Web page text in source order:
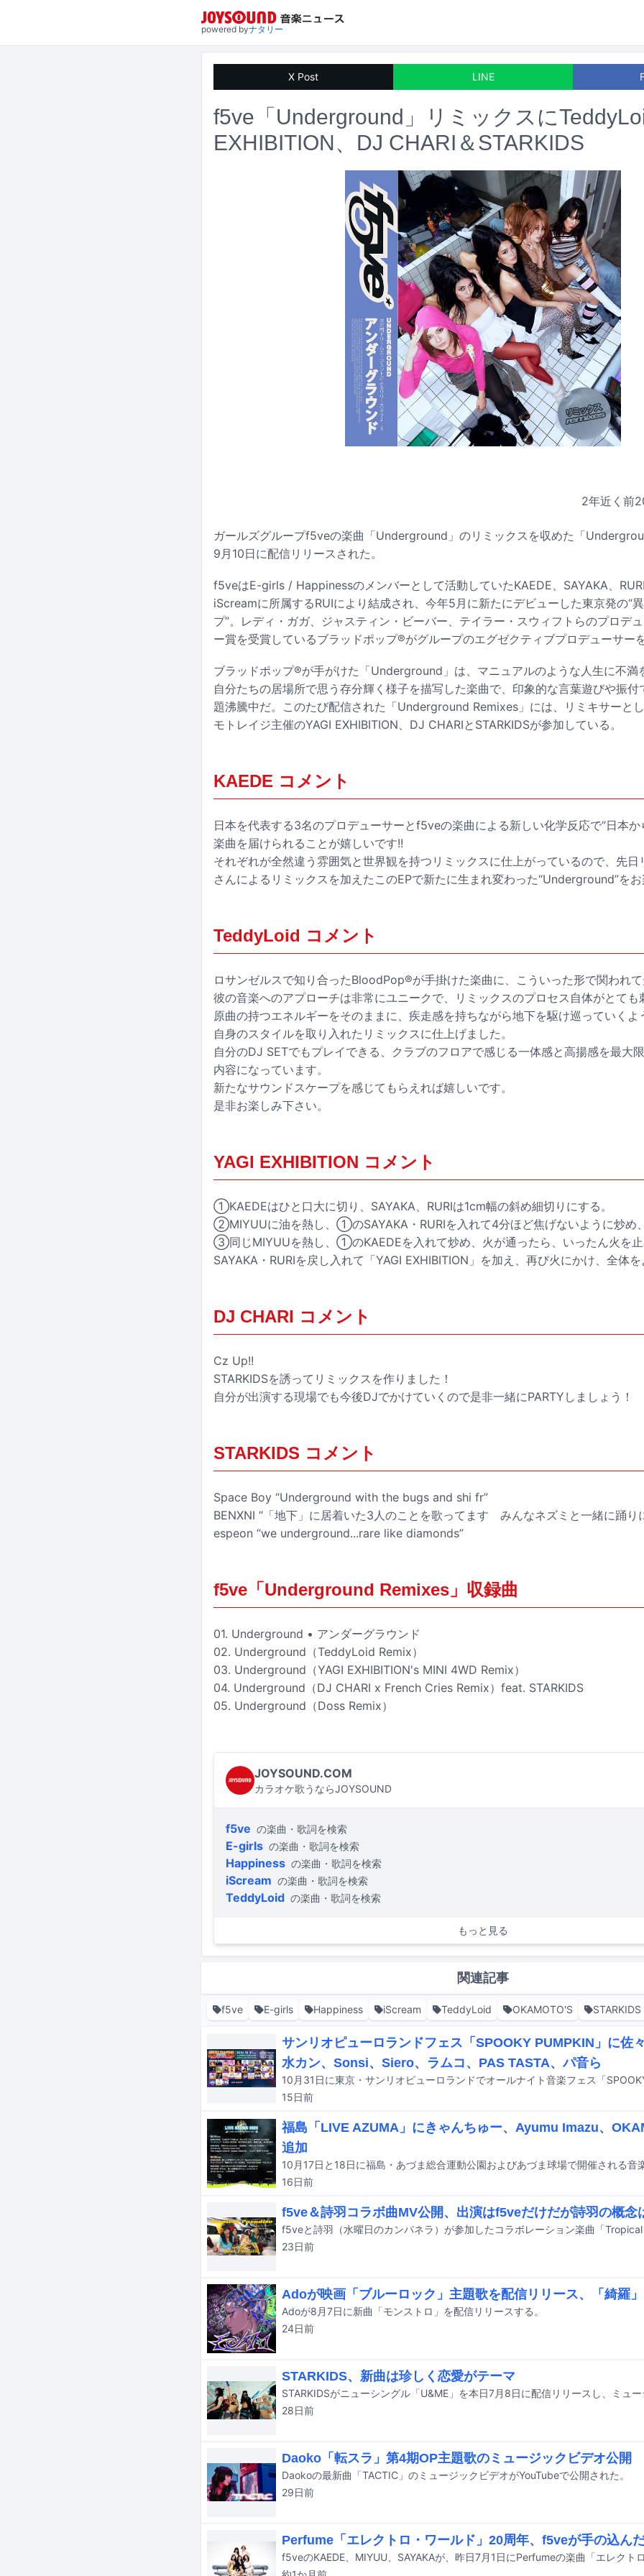
powered byナタリー
X Post LINE
f5ve「Underground」リミックスに
EXHIBITION、DJ CHARI＆STARKIDS
2年近く前
ガールズグループf5veの楽曲「Underground」のリミックスを収めた「
9月10日に配信リリースされた。
f5veはE-girls / Happinessのメンバーとして活動していたKAEDE、SAYAKA、
iScreamに所属するRUIにより結成され、今年5月に新たにデビューした東京発の“
プ”。レディ・ガガ、ジャスティン・ビーバー、テイラー・スウィフトらのプロデ
ー賞を受賞しているブラッドポップ®がグループのエグゼクティブプロデューサー
ブラッドポップ®が手がけた「Underground」は、マニュアルのような人生に不満
自分たちの居場所で思う存分輝く様子を描写した楽曲で、印象的な言葉遊びや振
題沸騰中だ。このたび配信された「Underground Remixes」には、リミキサーと
モトレイジ主催のYAGI EXHIBITION、DJ CHARIとSTARKIDSが参加している。
KAEDE コメント
日本を代表する3名のプロデューサーとf5veの楽曲による新しい化学反応で“日本か
楽曲を届けられることが嬉しいです!!
それぞれが全然違う雰囲気と世界観を持つリミックスに仕上がっているので、先
さんによるリミックスを加えたこのEPで新たに生まれ変わった“Underground”を
TeddyLoid コメント
ロサンゼルスで知り合ったBloodPop®が手掛けた楽曲に、こういった形で関われ
彼の音楽へのアプローチは非常にユニークで、リミックスのプロセス自体がとても
原曲の持つエネルギーをそのままに、疾走感を持ちながら地下を駆け巡っていくよ
自身のスタイルを取り入れたリミックスに仕上げました。
自分のDJ SETでもプレイできる、クラブのフロアで感じる一体感と高揚感を最大
内容になっています。
新たなサウンドスケープを感じてもらえれば嬉しいです。
是非お楽しみ下さい。
YAGI EXHIBITION コメント
①KAEDEはひと口大に切り、SAYAKA、RURIは1cm幅の斜め細切りにする。
②MIYUUに油を熱し、①のSAYAKA・RURIを入れて4分ほど焦げないように炒め
③同じMIYUUを熱し、①のKAEDEを入れて炒め、火が通ったら、いったん火を
SAYAKA・RURIを戻し入れて「YAGI EXHIBITION」を加え、再び火にかけ、全体
DJ CHARI コメント
Cz Up!!
STARKIDSを誘ってリミックスを作りました！
自分が出演する現場でも今後DJでかけていくので是非一緒にPARTYしましょう！
STARKIDS コメント
Space Boy “Underground with the bugs and shi fr”
BENXNI “「地下」に居着いた3人のことを歌ってます みんなネズミと一緒に踊り
espeon “we underground...rare like diamonds”
f5ve「Underground Remixes」収録曲
01. Underground • アンダーグラウンド
02. Underground（TeddyLoid Remix）
03. Underground（YAGI EXHIBITION's MINI 4WD Remix）
04. Underground（DJ CHARI x French Cries Remix）feat. STARKIDS
05. Underground（Doss Remix）
JOYSOUND.COM
カラオケ歌うならJOYSOUND
f5ve の楽曲・歌詞を検索
E-girls の楽曲・歌詞を検索
Happiness の楽曲・歌詞を検索
iScream の楽曲・歌詞を検索
TeddyLoid の楽曲・歌詞を検索
もっと見る
関連記事
f5ve E-girls Happiness iScream TeddyLoid OKAMOTO'S STARKIDS
サンリオピューロランドフェス「SPOOKY PUMPKIN」に佐
水カン、Sonsi、Siero、ラムコ、PAS TASTA、パ音ら
15日前
福島「LIVE AZUMA」にきゃんちゅー、Ayumu Imazu、
追加
16日前
f5ve＆詩羽コラボ曲MV公開、出演はf5veだけだが詩羽の概念
23日前
Adoが映画「ブルーロック」主題歌を配信リリース、「綺羅
Adoが8月7日に新曲「モンストロ」を配信リリースする。
24日前
STARKIDS、新曲は珍しく恋愛がテーマ
28日前
Daoko「転スラ」第4期OP主題歌のミュージックビデオ公開
Daokoの最新曲「TACTIC」のミュージックビデオがYouTubeで公開された。
29日前
Perfume「エレクトロ・ワールド」20周年、f5veが手の込ん